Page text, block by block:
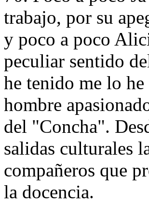
trabajo, por su
y poco a poco
peculiar sentido
he tenido me lo
hombre
del "Concha".
salidas culturales
compañeros que
la docencia.